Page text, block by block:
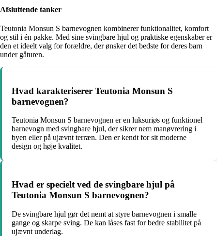
Afsluttende tanker
Teutonia Monsun S barnevognen kombinerer funktionalitet, komfort
og stil i én pakke. Med sine svingbare hjul og praktiske egenskaber er
den et ideelt valg for forældre, der ønsker det bedste for deres barn
under gåturen.
Hvad karakteriserer Teutonia Monsun S
barnevognen?
Teutonia Monsun S barnevognen er en luksuriøs og funktionel
barnevogn med svingbare hjul, der sikrer nem manøvrering i
byen eller på ujævnt terræn. Den er kendt for sit moderne
design og høje kvalitet.
Hvad er specielt ved de svingbare hjul på
Teutonia Monsun S barnevognen?
De svingbare hjul gør det nemt at styre barnevognen i smalle
gange og skarpe sving. De kan låses fast for bedre stabilitet på
ujævnt underlag.